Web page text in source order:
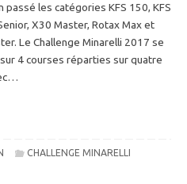
passé les catégories KFS 150, KFS
X30 Master, Rotax Max et
Le Challenge Minarelli 2017 se
4 courses réparties sur quatre
CHALLENGE MINARELLI